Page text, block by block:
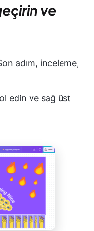
ve
adım, inceleme,
edin ve sağ üst